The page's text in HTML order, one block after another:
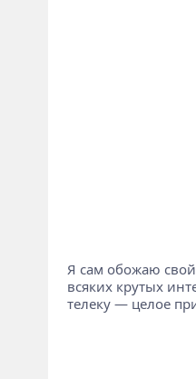
Я сам обожаю свой
всяких крутых
телеку — целое